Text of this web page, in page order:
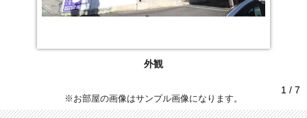
外観
1 / 7
※お部屋の画像はサンプル画像になります。